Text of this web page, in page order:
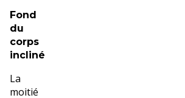
Fond
du
corps
incliné
La
moitié